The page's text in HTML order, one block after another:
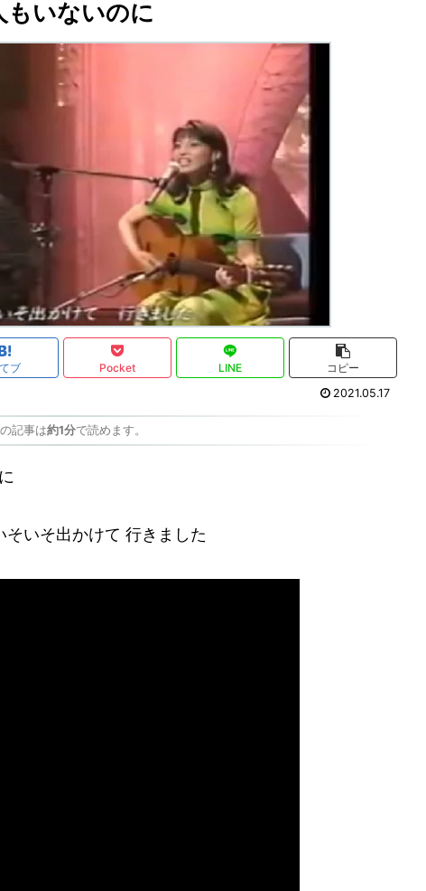
いないのに
ブ Pocket LINE
コピー
2021.05.17
記事は約1分で読めます。
いそ出かけて 行きました